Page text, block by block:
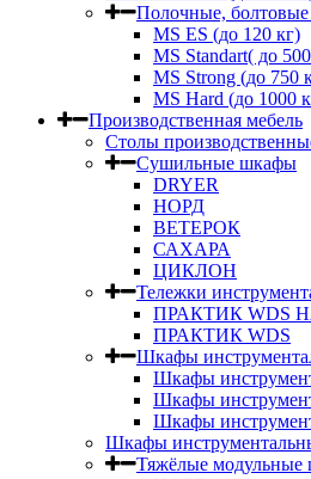
Полочные, болтовые
MS ES (до 120 кг)
MS Standart( до
MS Strong (до 750
MS Hard (до 1000
Производственная мебель
Столы
Сушильные шкафы
DRYER
НОРД
ВЕТЕРОК
САХАРА
ЦИКЛОН
Тележки
ПРАКТИК WDS
ПРАКТИК WDS
Шкафы
Шкафы
Шкафы
Шкафы
Шкафы
Тяжёлые